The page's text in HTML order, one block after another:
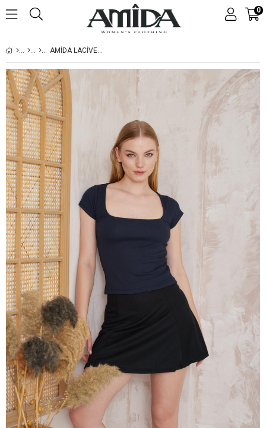
0
AMIDA LACIVERT FITILLI GÖRÜNÜMLÜ KARE YAKA YARIM KOL KADIN T-SHIRT- 2404